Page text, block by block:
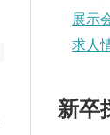
展示
求人
新卒